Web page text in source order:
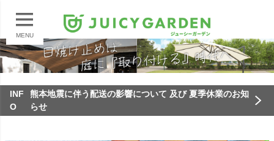
MENU
INF
O
熊本地震に伴う配送の影響について 及び 夏季休業のお知
らせ